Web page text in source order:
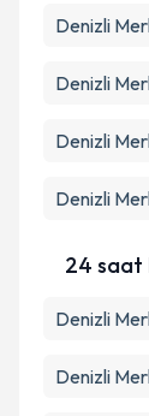
Denizli
Denizli
Denizli
Denizli
24 saat
Denizli
Denizli